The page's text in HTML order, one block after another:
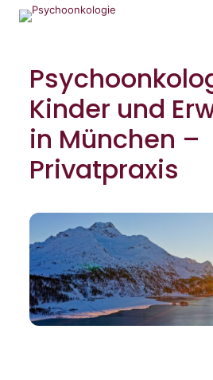
Kinder und
in München –
Privatpraxis